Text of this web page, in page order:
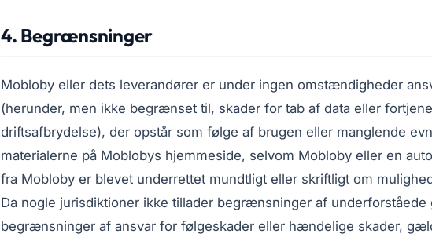
4. Begrænsninger
Mobloby eller dets leverandører er under ingen omstændigheder
(herunder, men ikke begrænset til, skader for tab af data eller
driftsafbrydelse), der opstår som følge af brugen eller manglende
materialerne på Moblobys hjemmeside, selvom Mobloby eller en
fra Mobloby er blevet underrettet mundtligt eller skriftligt om
Da nogle jurisdiktioner ikke tillader begrænsninger af underforståede
begrænsninger af ansvar for følgeskader eller hændelige skader,